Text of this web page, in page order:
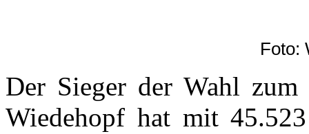
Foto:
Der Sieger der Wahl zum
Wiedehopf hat mit